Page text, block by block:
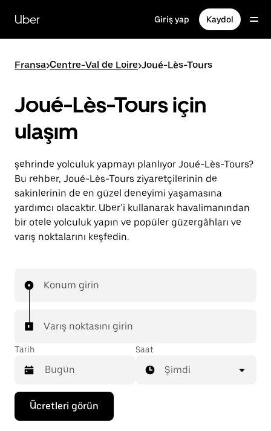
içeriğe
gidinUber Giriş yap Kaydol
Fransa>Centre-Val de Loire>Joué-Lès-Tours
Joué-Lès-Tours için
ulaşım
şehrinde yolculuk yapmayı planlıyor Joué-Lès-Tours?
Bu rehber, Joué-Lès-Tours ziyaretçilerinin de
sakinlerinin de en güzel deneyimi yaşamasına
yardımcı olacaktır. Uber’i kullanarak havalimanından
bir otele yolculuk yapın ve popüler güzergâhları ve
varış noktalarını keşfedin.
Konum girin
Varış noktasını girin
Tarih
Takvimle
etkileşime
geçmek
Saat
Şimdi
Ücretleri görün